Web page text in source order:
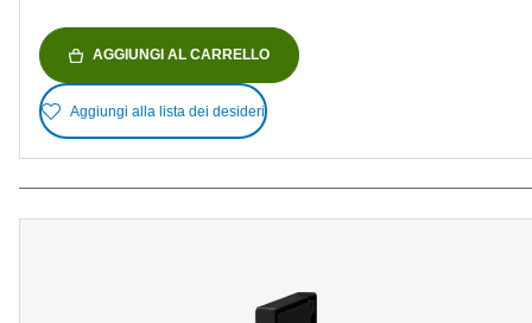
AGGIUNGI AL CARRELLO
Aggiungi alla lista dei desideri